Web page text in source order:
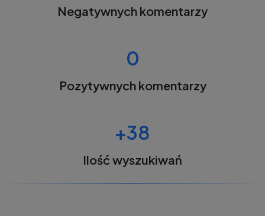
Negatywnych komentarzy
0
Pozytywnych komentarzy
+38
Ilość wyszukiwań